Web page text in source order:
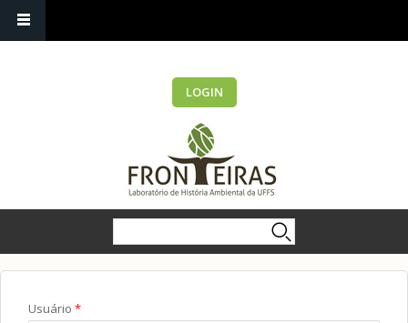
LOGIN
Você está aqui
Usuário *